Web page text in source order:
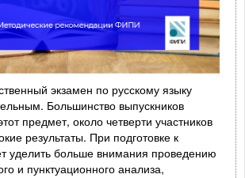
экзамен по русскому языку
Большинство выпускников
предмет, около четверти участников
результаты. При подготовке к
уделить больше внимания проведению
и пунктуационного анализа,